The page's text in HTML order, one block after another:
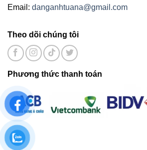
Email: danganhtuana@gmail.com
Theo dõi chúng tôi
Phương thức thanh toán